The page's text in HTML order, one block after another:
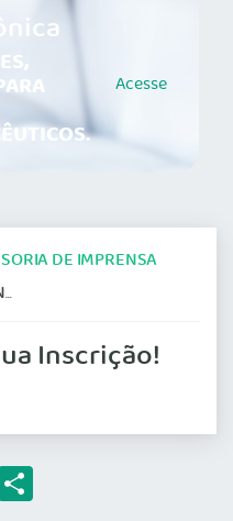
Acesse
DE IMPRENSA
Inscrição!